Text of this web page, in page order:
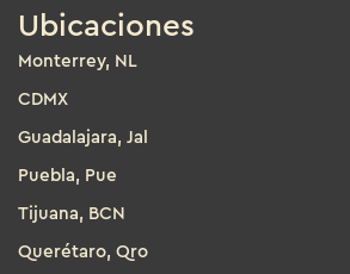
Ubicaciones
Monterrey, NL
CDMX
Guadalajara, Jal
Puebla, Pue
Tijuana, BCN
Querétaro, Qro